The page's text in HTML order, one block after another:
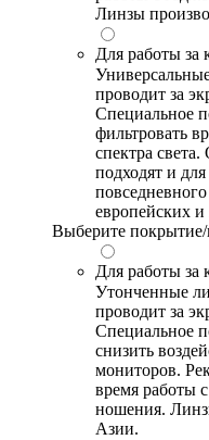
Линзы
Для работы
проводит за
Специальное
фильтровать
спектра
подходят и
европейских и
Выберите покрытие/
Для работы за
Утонченные
проводит за
Специальное
снизить
мониторов.
время работы
ношения.
Азии.